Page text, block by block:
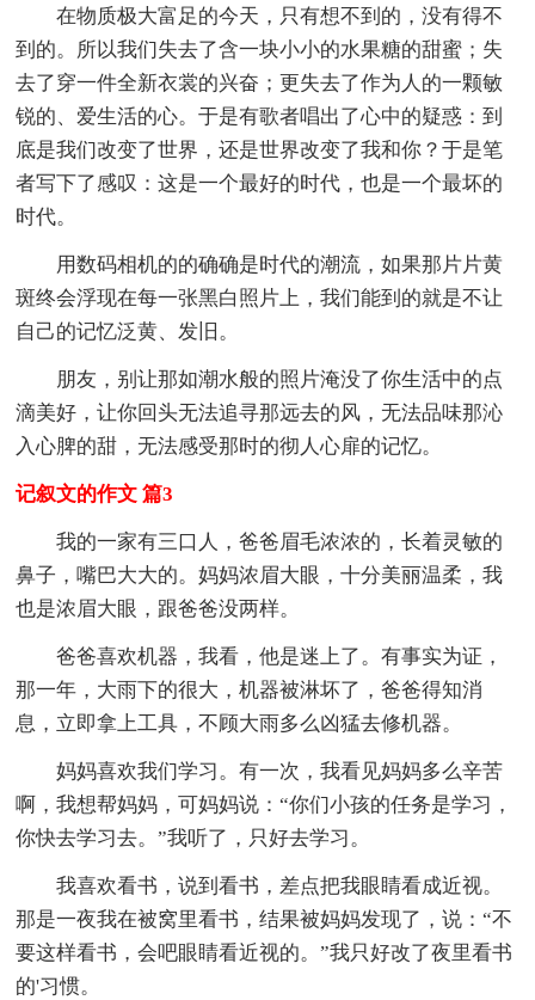
在物质极大富足的今天，只有想不到的，没有得不
到的。所以我们失去了含一块小小的水果糖的甜蜜；失
去了穿一件全新衣裳的兴奋；更失去了作为人的一颗敏
锐的、爱生活的心。于是有歌者唱出了心中的疑惑：到
底是我们改变了世界，还是世界改变了我和你？于是笔
者写下了感叹：这是一个最好的时代，也是一个最坏的
时代。
用数码相机的的确确是时代的潮流，如果那片片黄
斑终会浮现在每一张黑白照片上，我们能到的就是不让
自己的记忆泛黄、发旧。
朋友，别让那如潮水般的照片淹没了你生活中的点
滴美好，让你回头无法追寻那远去的风，无法品味那沁
入心脾的甜，无法感受那时的彻人心扉的记忆。
记叙文的作文 篇3
我的一家有三口人，爸爸眉毛浓浓的，长着灵敏的
鼻子，嘴巴大大的。妈妈浓眉大眼，十分美丽温柔，我
也是浓眉大眼，跟爸爸没两样。
爸爸喜欢机器，我看，他是迷上了。有事实为证，
那一年，大雨下的很大，机器被淋坏了，爸爸得知消
息，立即拿上工具，不顾大雨多么凶猛去修机器。
妈妈喜欢我们学习。有一次，我看见妈妈多么辛苦
啊，我想帮妈妈，可妈妈说：“你们小孩的任务是学习，
你快去学习去。”我听了，只好去学习。
我喜欢看书，说到看书，差点把我眼睛看成近视。
那是一夜我在被窝里看书，结果被妈妈发现了，说：“不
要这样看书，会吧眼睛看近视的。”我只好改了夜里看书
的'习惯。